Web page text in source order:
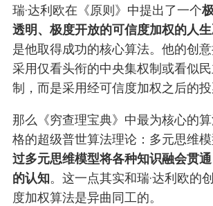
瑞·达利欧在《原则》中提出了一个
透明、极度开放的可信度加权的人
是他取得成功的核心算法。他的创
采用仅看头衔的中央集权制或看似
制，而是采用经可信度加权之后的投
那么《穷查理宝典》中最为核心的
格的超级普世算法理论：多元思维
过多元思维模型将各种知识融会贯
的认知。这一点其实和瑞·达利欧的
度加权算法是异曲同工的。